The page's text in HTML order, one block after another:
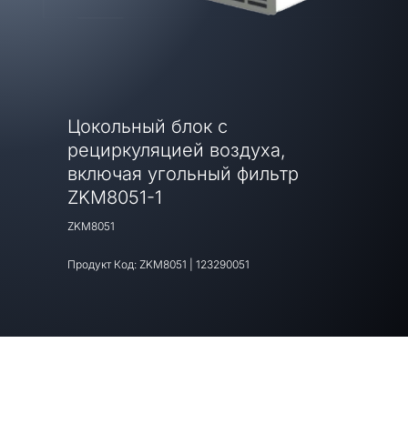
Цокольный блок с
рециркуляцией воздуха,
включая угольный фильтр
ZKM8051-1
ZKM8051
Продукт Код: ZKM8051 123290051